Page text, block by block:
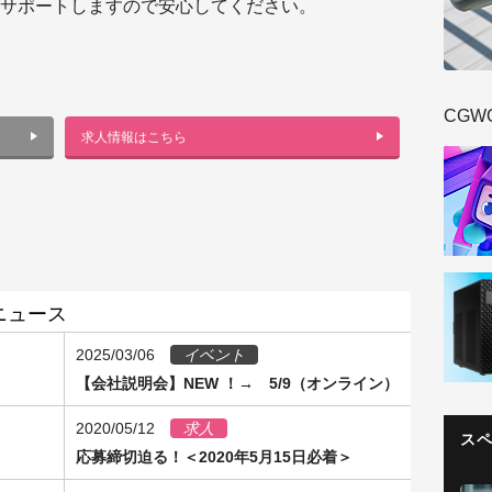
ポートしますので安心してください。
求人情報はこちら
ュース
2025/03/06
イベント
【会社説明会】NEW ！→ 5/9（オンライン）
2020/05/12
求人
応募締切迫る！＜2020年5月15日必着＞
ス